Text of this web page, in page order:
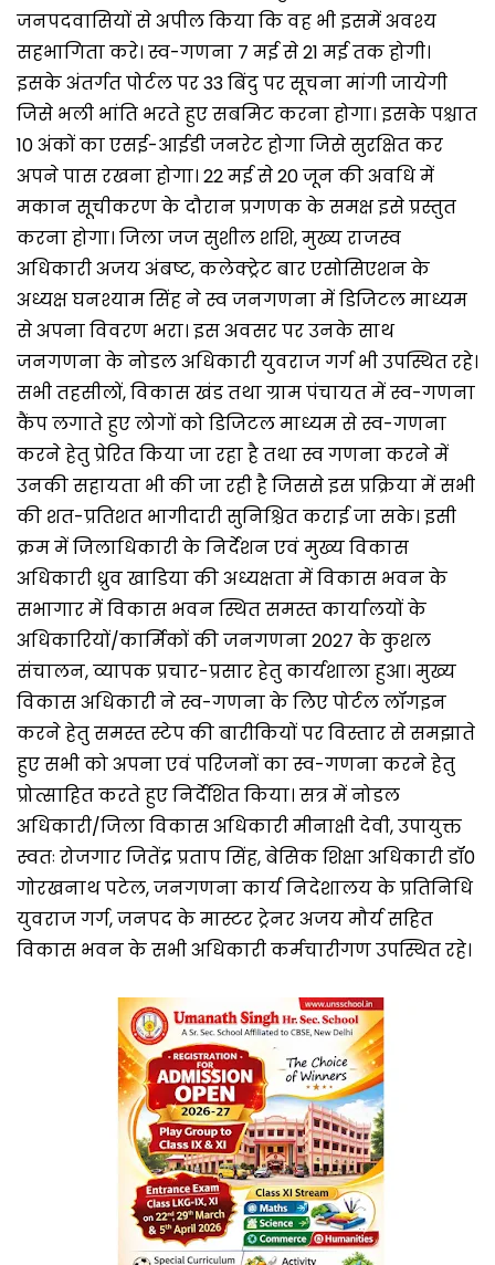
जनपदवासियों से अपील किया कि वह भी इसमें अवश्य
सहभागिता करे। स्व-गणना 7 मई से 21 मई तक होगी।
इसके अंतर्गत पोर्टल पर 33 बिंदु पर सूचना मांगी जायेगी
जिसे भली भांति भरते हुए सबमिट करना होगा। इसके पश्चात
10 अंकों का एसई-आईडी जनरेट होगा जिसे सुरक्षित कर
अपने पास रखना होगा। 22 मई से 20 जून की अवधि में
मकान सूचीकरण के दौरान प्रगणक के समक्ष इसे प्रस्तुत
करना होगा। जिला जज सुशील शशि, मुख्य राजस्व
अधिकारी अजय अंबष्ट, कलेक्ट्रेट बार एसोसिएशन के
अध्यक्ष घनश्याम सिंह ने स्व जनगणना में डिजिटल माध्यम
से अपना विवरण भरा। इस अवसर पर उनके साथ
जनगणना के नोडल अधिकारी युवराज गर्ग भी उपस्थित रहे।
सभी तहसीलों, विकास खंड तथा ग्राम पंचायत में स्व-गणना
कैंप लगाते हुए लोगों को डिजिटल माध्यम से स्व-गणना
करने हेतु प्रेरित किया जा रहा है तथा स्व गणना करने में
उनकी सहायता भी की जा रही है जिससे इस प्रक्रिया में सभी
की शत-प्रतिशत भागीदारी सुनिश्चित कराई जा सके। इसी
क्रम में जिलाधिकारी के निर्देशन एवं मुख्य विकास
अधिकारी ध्रुव खाडिया की अध्यक्षता में विकास भवन के
सभागार में विकास भवन स्थित समस्त कार्यालयों के
अधिकारियों/कार्मिकों की जनगणना 2027 के कुशल
संचालन, व्यापक प्रचार-प्रसार हेतु कार्यशाला हुआ। मुख्य
विकास अधिकारी ने स्व-गणना के लिए पोर्टल लॉगइन
करने हेतु समस्त स्टेप की बारीकियों पर विस्तार से समझाते
हुए सभी को अपना एवं परिजनों का स्व-गणना करने हेतु
प्रोत्साहित करते हुए निर्देशित किया। सत्र में नोडल
अधिकारी/जिला विकास अधिकारी मीनाक्षी देवी, उपायुक्त
स्वतः रोजगार जितेंद्र प्रताप सिंह, बेसिक शिक्षा अधिकारी डॉ0
गोरखनाथ पटेल, जनगणना कार्य निदेशालय के प्रतिनिधि
युवराज गर्ग, जनपद के मास्टर ट्रेनर अजय मौर्य सहित
विकास भवन के सभी अधिकारी कर्मचारीगण उपस्थित रहे।